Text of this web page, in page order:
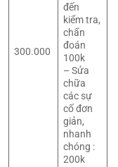
300.000
đến
kiểm tra,
chẩn
đoán
100k
– Sửa
chữa
các sự
cố đơn
giản,
nhanh
chóng :
200k